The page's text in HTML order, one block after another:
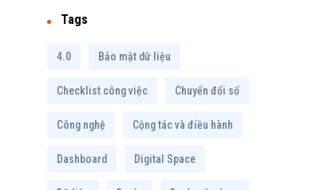
Tags
4.0 Bảo mật dữ liệu
Checklist công việc Chuyển đổi số
Công nghệ Cộng tác và điều hành
Dashboard Digital Space